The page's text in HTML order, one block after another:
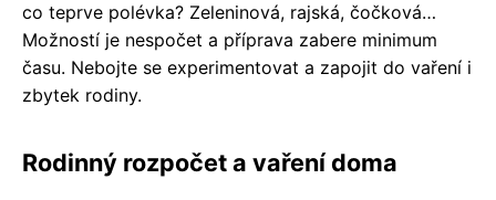
co teprve polévka? Zeleninová, rajská, čočková…
Možností je nespočet a příprava zabere minimum
času. Nebojte se experimentovat a zapojit do vaření i
zbytek rodiny.
Rodinný rozpočet a vaření doma